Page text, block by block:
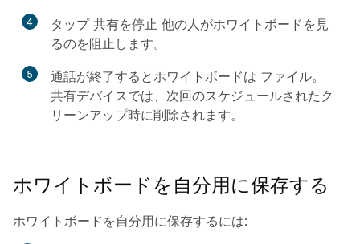
4 タップ 共有を停止 他の人がホワイトボードを見
るのを阻止します。
5 通話が終了するとホワイトボードは ファイル。
共有デバイスでは、次回のスケジュールされたク
リーンアップ時に削除されます。
ホワイトボードを自分用に保存する
ホワイトボードを自分用に保存するには: